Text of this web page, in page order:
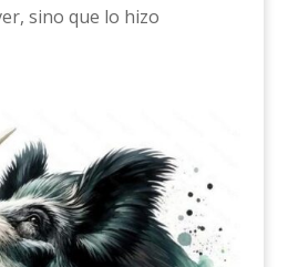
sino que lo hizo